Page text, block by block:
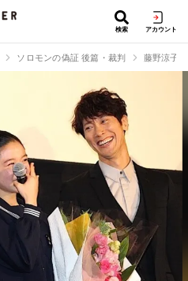
検索 アカウント
ソロモンの偽証 後篇・裁判 藤野涼子